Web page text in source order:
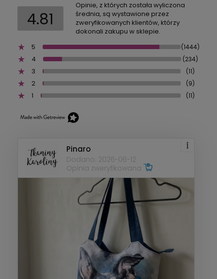
4.81
Opinie, z których została wyliczona
średnia, są wystawione przez
zweryfikowanych klientów, którzy
dokonali zakupu w sklepie.
5
(1444)
4 (234)
3 (11)
2 (9)
1 (11)
Pinaro
Dodano: 2026-06-12
Opinia zweryfikowana